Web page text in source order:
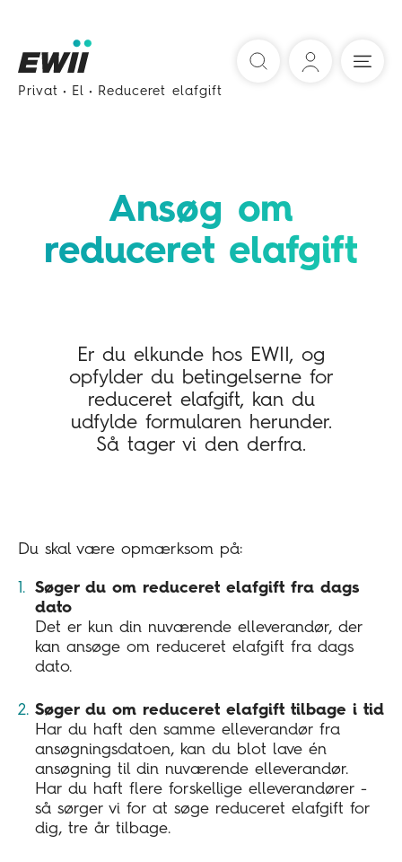
Privat El Reduceret elafgift
Ansøg om
reduceret elafgift
Er du elkunde hos EWII, og
opfylder du betingelserne for
reduceret elafgift, kan du
udfylde formularen herunder.
Så tager vi den derfra.
Du skal være opmærksom på:
Søger du om reduceret elafgift fra dags
dato
Det er kun din nuværende elleverandør, der
kan ansøge om reduceret elafgift fra dags
dato.
Søger du om reduceret elafgift tilbage i tid
Har du haft den samme elleverandør fra
ansøgningsdatoen, kan du blot lave én
ansøgning til din nuværende elleverandør.
Har du haft flere forskellige elleverandører -
så sørger vi for at søge reduceret elafgift for
dig, tre år tilbage.